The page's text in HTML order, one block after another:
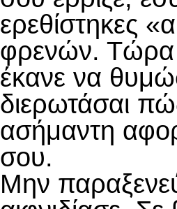
ερεθίστηκες
φρενών. Τώρα
έκανε να
διερωτάσαι
ασήμαντη
σου.
Μην